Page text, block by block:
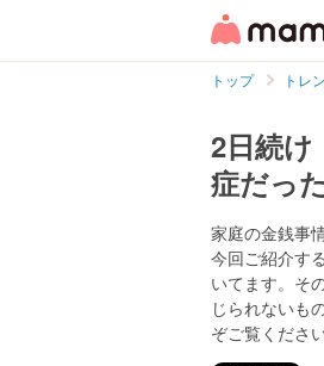
トップ トレ
2日続
症だった
家庭の金銭事
今回ご紹介す
いてます。そ
じられないも
ぞご覧ください